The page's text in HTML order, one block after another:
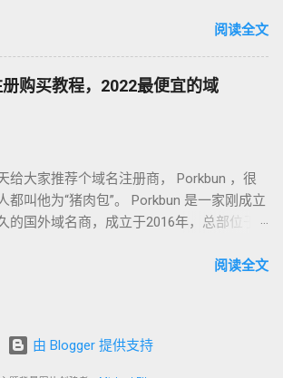
说也很高。知名的斯诺登就使用这家邮箱，
剧《黑客军团》中主角也使用这家邮箱 。
有安卓 和 iOS应用 ， ProtonMail的
应用软件也是开源的，安全性可以保障。
网站 图片来源protonmail.com
第二个是 Yandex.Mail ，
（俄语：Яндекс）是一家俄罗斯互联网
场占有率，同时也提供邮箱、网盘等一系列
用。在2019年下半年Yandex将旗下的企业邮
等服务合并进了Yandex Connect，在这里主
手机卡介绍 话不多说先简单介绍下这张
公司旗下的电话卡。2019年8月中旬，T-
把PayGo业务转让给了Ultra Mobile，因此
的通话时间，100条短信(接打电话都算在
分钟里面，发短信以及收短信也算在100条
里面，俗称双向计费)，据网友了解，此卡
张卡我主要用来接美国各种APP，银行短信用
月，长期持有还是比较省钱的。 如何购买
Mobile Paygo电话卡 Paygo卡可以在淘宝
阅读全文
购买教程，2022最便宜的域
给大家推荐个域名注册商， Porkbun ，很
都叫他为“猪肉包”。 Porkbun 是一家刚成立
的国外域名商，成立于2016年，总部位于
格确是全球最低，com域名8.73美元/首年，
了下，可以看出他们的域名价格已经很低
，就连比较有便宜的域名商Namesilo都比他
阅读全文
由 Blogger 提供支持